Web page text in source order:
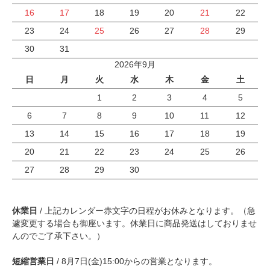
16
17 18 19 20 21
22
23
24 25 26 27 28
29
30
31
2026年9月
日
月 火 水 木 金
土
1
2 3 4
5
6
7 8 9 10 11
12
13
14 15 16 17 18
19
20
21 22 23 24 25
26
27
28 29 30
休業日 / 上記カレンダー赤文字の日程がお休みとなります。（急
遽変更する場合も御座います。休業日に商品発送はしておりませ
んのでご了承下さい。）
短縮営業日 / 8月7日(金)15:00からの営業となります。